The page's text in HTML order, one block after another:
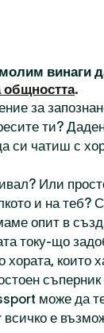
винаги
общността.
за
ти?
си чатиш с
Или
и на
опит в
току-що
хората,
може да
е